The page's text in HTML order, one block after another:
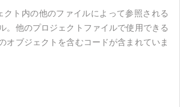
クト内の他のファイルによって参照される
。他のプロジェクトファイルで使用できる
オブジェクトを含むコードが含まれていま